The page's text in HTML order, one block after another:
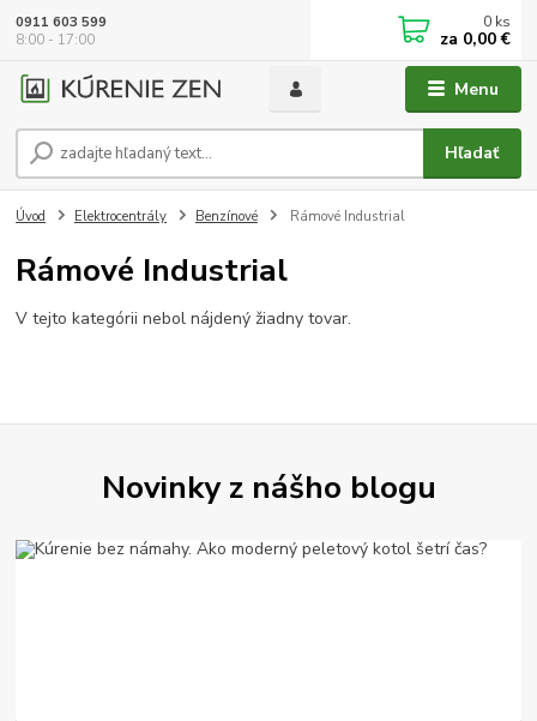
Menu
Hľadať
0911 603 599
8:00 - 17:00
0 ks
za 0,00 €
Úvod Elektrocentrály Benzínové Rámové Industrial
Rámové Industrial
V tejto kategórii nebol nájdený žiadny tovar.
Novinky z nášho blogu